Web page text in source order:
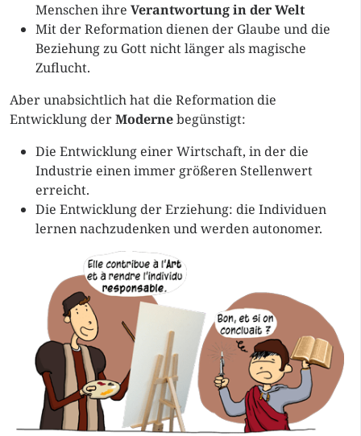
Menschen ihre Verantwortung in der Welt
Mit der Reformation dienen der Glaube und die
Beziehung zu Gott nicht länger als magische
Zuflucht.
Aber unabsichtlich hat die Reformation die
Entwicklung derModernebegünstigt:
Die Entwicklung einer Wirtschaft, in der die
Industrie einen immer größeren Stellenwert
erreicht.
Die Entwicklung der Erziehung: die Individuen
lernen nachzudenken und werden autonomer.